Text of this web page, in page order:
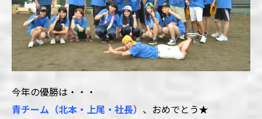
今年の優勝は・・・
青チーム（北本・上尾・社長） 、おめでとう★